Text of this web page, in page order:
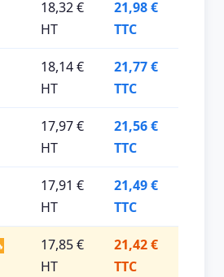
18,32 €
HT
21,98 €
TTC
18,14 €
HT
21,77 €
TTC
17,97 €
HT
21,56 €
TTC
17,91 €
HT
21,49 €
TTC
17,85 €
HT
21,42 €
TTC